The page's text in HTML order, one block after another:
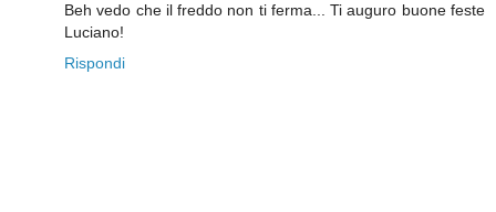
Beh vedo che il freddo non ti ferma... Ti auguro buone feste
Luciano!
Rispondi